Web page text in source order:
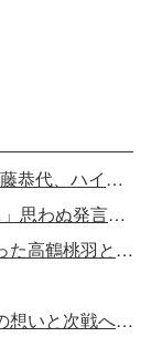
生見愛瑠も絶賛のスタイル “9等身美女”斎藤恭代、ハイスペックな経歴にも注目集まる
9等身美女・斎藤恭代「彼氏になったら…」思わぬ発言でハプニング勃発
【写真】大久保琉唯、オオカミちゃんだった高鶴桃羽との“お揃い投稿”に感動の声
大久保琉唯「正直悔しかった」ベルトへの想いと次戦への率直な思い 今後の意気込み語る